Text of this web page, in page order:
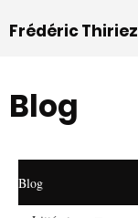
Frédéric Thiriez
Blog
Blog